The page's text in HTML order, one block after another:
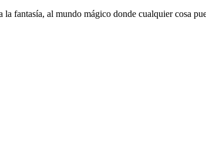
fantasía, al mundo mágico donde cualquier cosa